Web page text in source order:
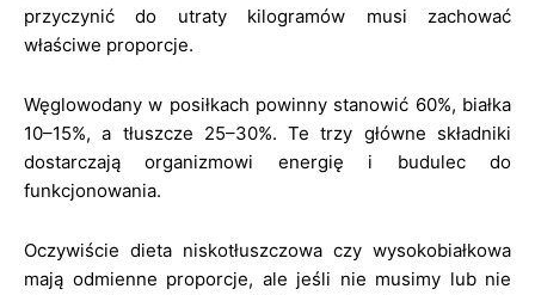
przyczynić do utraty kilogramów musi zachować
właściwe proporcje.
Węglowodany w posiłkach powinny stanowić 60%, białka
10–15%, a tłuszcze 25–30%. Te trzy główne składniki
dostarczają organizmowi energię i budulec do
funkcjonowania.
Oczywiście dieta niskotłuszczowa czy wysokobiałkowa
mają odmienne proporcje, ale jeśli nie musimy lub nie